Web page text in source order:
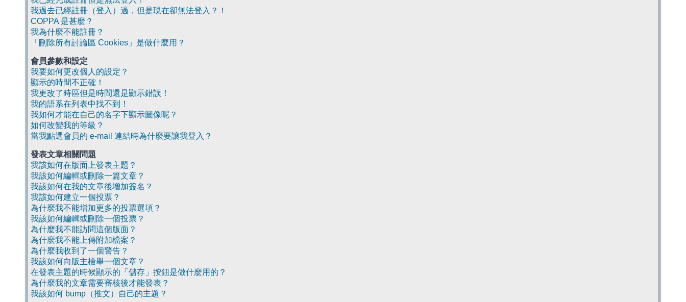
我過去已經註冊（登入）過，但是現在卻無法登入？！
COPPA 是甚麼？
我為什麼不能註冊？
「刪除所有討論區 Cookies」是做什麼用？
會員參數和設定
我要如何更改個人的設定？
顯示的時間不正確！
我更改了時區但是時間還是顯示錯誤！
我的語系在列表中找不到！
我如何才能在自己的名字下顯示圖像呢？
如何改變我的等級？
當我點選會員的 e-mail 連結時為什麼要讓我登入？
發表文章相關問題
我該如何在版面上發表主題？
我該如何編輯或刪除一篇文章？
我該如何在我的文章後增加簽名？
我該如何建立一個投票？
為什麼我不能增加更多的投票選項？
我該如何編輯或刪除一個投票？
為什麼我不能訪問這個版面？
為什麼我不能上傳附加檔案？
為什麼我收到了一個警告？
我該如何向版主檢舉一個文章？
在發表主題的時候顯示的「儲存」按鈕是做什麼用的？
為什麼我的文章需要審核後才能發表？
我該如何 bump（推文）自己的主題？